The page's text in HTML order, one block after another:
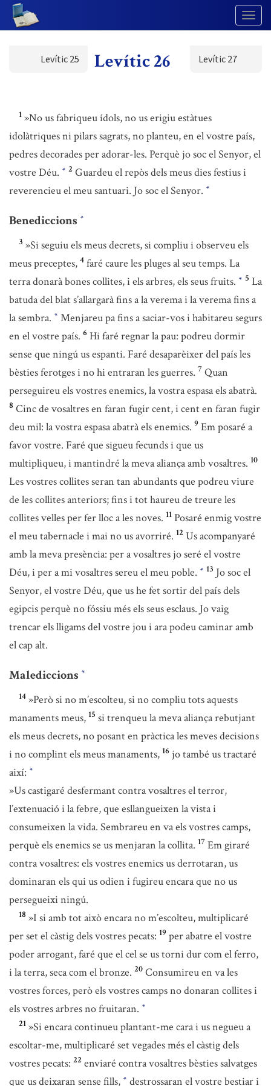
Levític 25 Levític 26 Levític 27
1 »No us fabriqueu ídols, no us erigiu estàtues
idolàtriques ni pilars sagrats, no planteu, en el vostre país,
pedres decorades per adorar-les. Perquè jo soc el Senyor, el
vostre Déu. * 2 Guardeu el repòs dels meus dies festius i
reverencieu el meu santuari. Jo soc el Senyor. *
Benediccions *
3 »Si seguiu els meus decrets, si compliu i observeu els
meus preceptes, 4 faré caure les pluges al seu temps. La
terra donarà bones collites, i els arbres, els seus fruits. * 5 La
batuda del blat s’allargarà fins a la verema i la verema fins a
la sembra. * Menjareu pa fins a saciar-vos i habitareu segurs
en el vostre país. 6 Hi faré regnar la pau: podreu dormir
sense que ningú us espanti. Faré desaparèixer del país les
bèsties ferotges i no hi entraran les guerres. 7 Quan
perseguireu els vostres enemics, la vostra espasa els abatrà.
8 Cinc de vosaltres en faran fugir cent, i cent en faran fugir
deu mil: la vostra espasa abatrà els enemics. 9 Em posaré a
favor vostre. Faré que sigueu fecunds i que us
multipliqueu, i mantindré la meva aliança amb vosaltres. 10
Les vostres collites seran tan abundants que podreu viure
de les collites anteriors; fins i tot haureu de treure les
collites velles per fer lloc a les noves. 11 Posaré enmig vostre
el meu tabernacle i mai no us avorriré. 12 Us acompanyaré
amb la meva presència: per a vosaltres jo seré el vostre
Déu, i per a mi vosaltres sereu el meu poble. * 13 Jo soc el
Senyor, el vostre Déu, que us he fet sortir del país dels
egipcis perquè no fóssiu més els seus esclaus. Jo vaig
trencar els lligams del vostre jou i ara podeu caminar amb
el cap alt.
Malediccions *
14 »Però si no m’escolteu, si no compliu tots aquests
manaments meus, 15 si trenqueu la meva aliança rebutjant
els meus decrets, no posant en pràctica les meves decisions
i no complint els meus manaments, 16 jo també us tractaré
així: *
»Us castigaré desfermant contra vosaltres el terror,
l’extenuació i la febre, que esllangueixen la vista i
consumeixen la vida. Sembrareu en va els vostres camps,
perquè els enemics se us menjaran la collita. 17 Em giraré
contra vosaltres: els vostres enemics us derrotaran, us
dominaran els qui us odien i fugireu encara que no us
persegueixi ningú.
18 »I si amb tot això encara no m’escolteu, multiplicaré
per set el càstig dels vostres pecats: 19 per abatre el vostre
poder arrogant, faré que el cel se us torni dur com el ferro,
i la terra, seca com el bronze. 20 Consumireu en va les
vostres forces, però els vostres camps no donaran collites i
els vostres arbres no fruitaran. *
21 »Si encara continueu plantant-me cara i us negueu a
escoltar-me, multiplicaré set vegades més el càstig dels
vostres pecats: 22 enviaré contra vosaltres bèsties salvatges
que us deixaran sense fills, * destrossaran el vostre bestiar i